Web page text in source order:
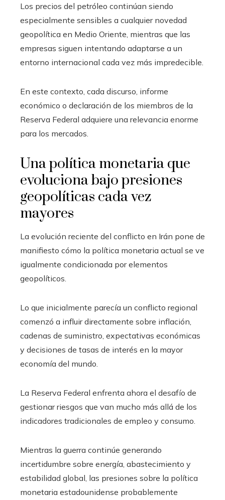
Los precios del petróleo continúan siendo
especialmente sensibles a cualquier novedad
geopolítica en Medio Oriente, mientras que las
empresas siguen intentando adaptarse a un
entorno internacional cada vez más impredecible.
En este contexto, cada discurso, informe
económico o declaración de los miembros de la
Reserva Federal adquiere una relevancia enorme
para los mercados.
Una política monetaria que
evoluciona bajo presiones
geopolíticas cada vez
mayores
La evolución reciente del conflicto en Irán pone de
manifiesto cómo la política monetaria actual se ve
igualmente condicionada por elementos
geopolíticos.
Lo que inicialmente parecía un conflicto regional
comenzó a influir directamente sobre inflación,
cadenas de suministro, expectativas económicas
y decisiones de tasas de interés en la mayor
economía del mundo.
La Reserva Federal enfrenta ahora el desafío de
gestionar riesgos que van mucho más allá de los
indicadores tradicionales de empleo y consumo.
Mientras la guerra continúe generando
incertidumbre sobre energía, abastecimiento y
estabilidad global, las presiones sobre la política
monetaria estadounidense probablemente